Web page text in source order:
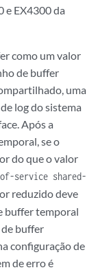
e EX4300 da
como um valor
de buffer
uma
log do sistema
Após a
se o
do que o valor
service shared-
reduzido deve
buffer temporal
buffer
configuração de
de erro é